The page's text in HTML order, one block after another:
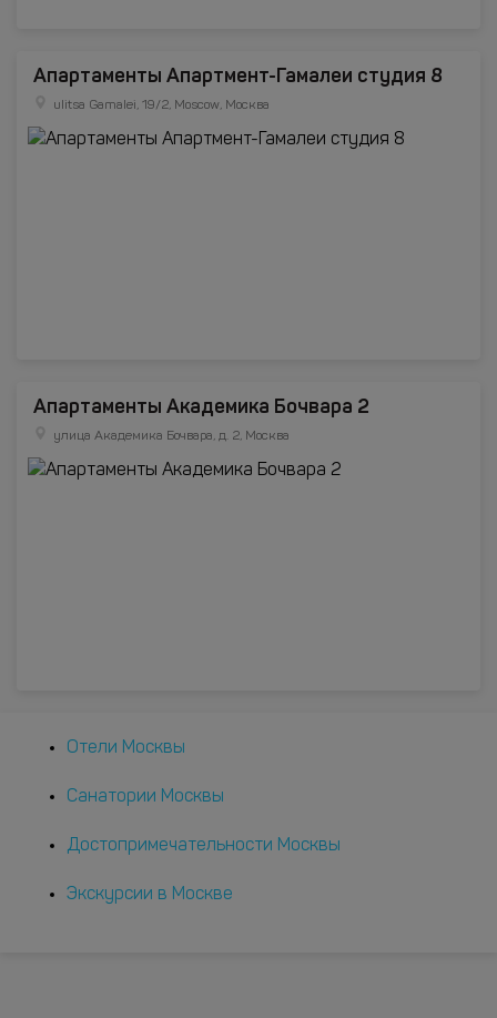
Апартаменты Апартмент-Гамалеи студия 8
ulitsa Gamalei, 19/2, Moscow, Москва
Апартаменты Академика Бочвара 2
улица Академика Бочвара, д. 2, Москва
Отели Москвы
Санатории Москвы
Достопримечательности Москвы
Экскурсии в Москве